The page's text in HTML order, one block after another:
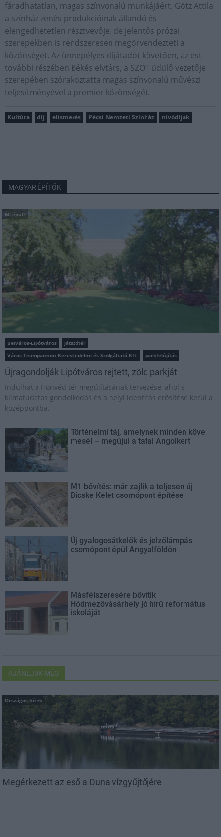
fáradhatatlan, magas színvonalú munkájáért. Götz Attila
a színház zenés produkcióinak állandó és
elengedhetetlen résztvevője, de jelentős prózai
szerepekben is rendszeresen megörvendezteti a
közönséget. Az ünnepélyes díjátadót követően, az est
további részében Békés elvtárs, a SZOT üdülő vezetője
szerepében szórakoztatta magas színvonalú művészi
teljesítményével a premier közönségét.
Kultúra díj elismerés Pécsi Nemzeti Színház nívódíjak
MAGYAR ÉPÍTŐK
Mi épül?
Belváros-Lipótváros
játszótér
Város-Teampannon Kereskedelmi és Szolgáltató Kft.
parkfelújítás
Újragondolják Lipótváros rejtett, zöld parkját
Indulhat a Honvéd tér megújításának tervezése, ahol a
klímatudatos gondolkodás és a helyi identitás erősítése kerül a
középpontba.
Történelmi táj, amelynek minden köve
mesél – megújul a tatai Angolkert
M1 bővítés: már zajlik a teljesen új
Bicske Kelet csomópont építése
Új gyalogosátkelők és jelzőlámpás
csomópont épül Angyalföldön
Másfélszeresére bővítik
Hódmezővásárhely jó hírű református
iskoláját
AJÁNLJUK MÉG
Országos hírek
Megérkezett az eső a Duna vízgyűjtőjére